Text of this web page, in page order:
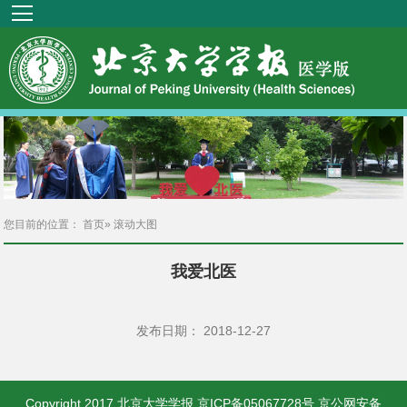
您目前的位置：首页» 滚动大图
我爱北医
发布日期： 2018-12-27
Copyright 2017 北京大学学报 京ICP备05067728号 京公网安备